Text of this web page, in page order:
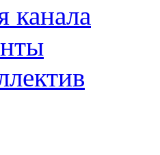
канала